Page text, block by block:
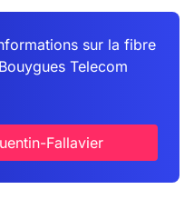
sur la fibre
Telecom
Fallavier